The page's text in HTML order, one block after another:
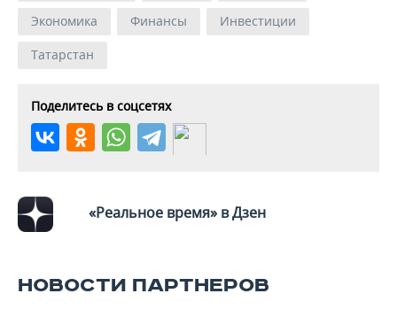
Экономика
Финансы
Инвестиции
Татарстан
Поделитесь в соцсетях
«Реальное время» в Дзен
НОВОСТИ ПАРТНЕРОВ